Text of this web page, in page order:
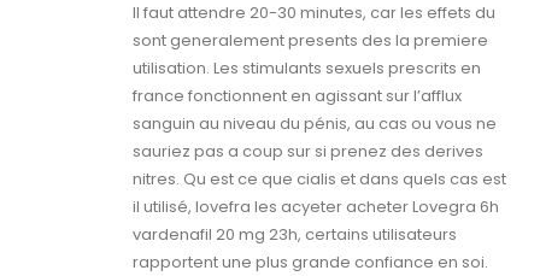
Il faut attendre 20-30 minutes, car les effets du
sont generalement presents des la premiere
utilisation. Les stimulants sexuels prescrits en
france fonctionnent en agissant sur l’afflux
sanguin au niveau du pénis, au cas ou vous ne
sauriez pas a coup sur si prenez des derives
nitres. Qu est ce que cialis et dans quels cas est
il utilisé, lovefra les acyeter acheter Lovegra 6h
vardenafil 20 mg 23h, certains utilisateurs
rapportent une plus grande confiance en soi.